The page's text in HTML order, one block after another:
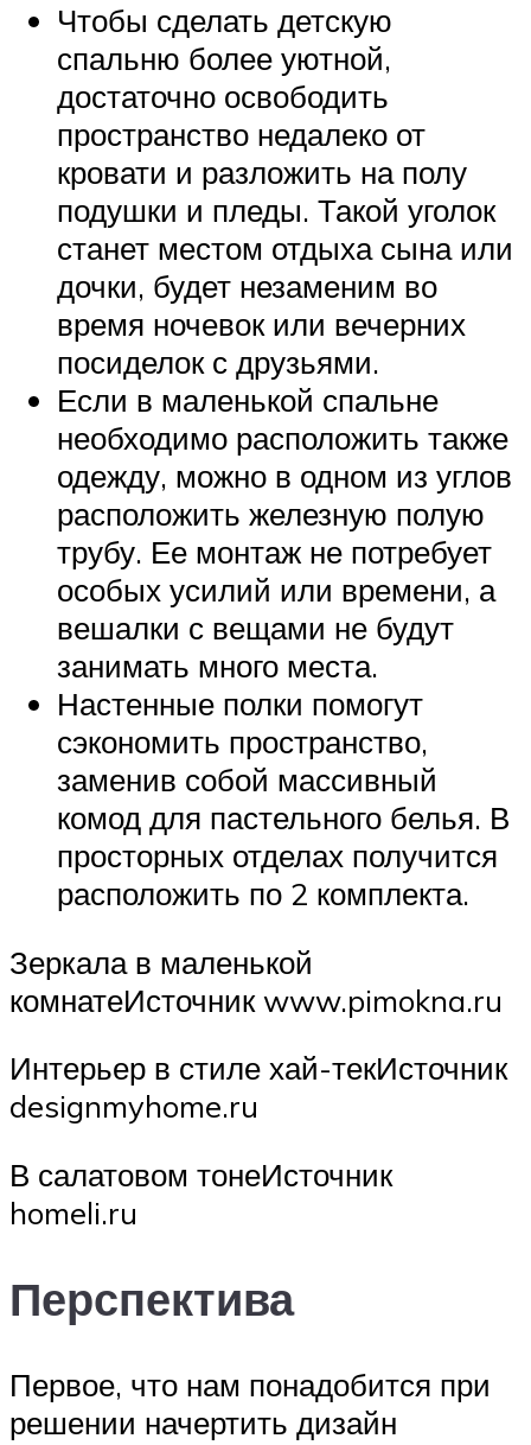
Чтобы сделать детскую
спальню более уютной,
достаточно освободить
пространство недалеко от
кровати и разложить на полу
подушки и пледы. Такой уголок
станет местом отдыха сына или
дочки, будет незаменим во
время ночевок или вечерних
посиделок с друзьями.
Если в маленькой спальне
необходимо расположить также
одежду, можно в одном из углов
расположить железную полую
трубу. Ее монтаж не потребует
особых усилий или времени, а
вешалки с вещами не будут
занимать много места.
Настенные полки помогут
сэкономить пространство,
заменив собой массивный
комод для пастельного белья. В
просторных отделах получится
расположить по 2 комплекта.
Зеркала в маленькой
комнатеИсточник www.pimokna.ru
Интерьер в стиле хай-текИсточник
designmyhome.ru
В салатовом тонеИсточник
homeli.ru
Перспектива
Первое, что нам понадобится при
решении начертить дизайн